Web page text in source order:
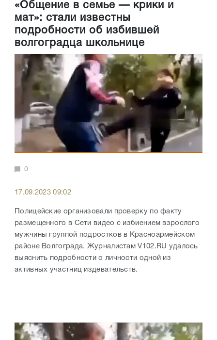
«Общение в семье — крики и
мат»: стали известны
подробности об избившей
волгоградца школьнице
0
17.09.2023 09:02
Полицейские организовали проверку по факту
размещенного в Сети видео с избиением взрослого
мужчины группой подростков в Красноармейском
районе Волгограда. Журналистам V102.RU удалось
выяснить подробности о личности одной из
активных участниц издевательств.